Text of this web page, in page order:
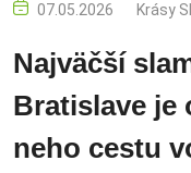
07.05.2026 Krásy
Najväčší
Bratislave je
neho cestu